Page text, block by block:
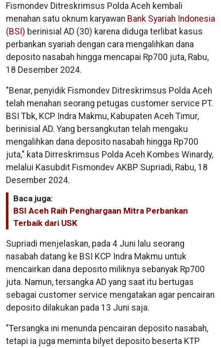
Fismondev Ditreskrimsus Polda Aceh kembali
menahan satu oknum karyawan Bank Syariah Indonesia
(BSI) berinisial AD (30) karena diduga terlibat kasus
perbankan syariah dengan cara mengalihkan dana
deposito nasabah hingga mencapai Rp700 juta, Rabu,
18 Desember 2024.
"Benar, penyidik Fismondev Ditreskrimsus Polda Aceh
telah menahan seorang petugas customer service PT.
BSI Tbk, KCP Indra Makmu, Kabupaten Aceh Timur,
berinisial AD. Yang bersangkutan telah mengaku
mengalihkan dana deposito nasabah hingga Rp700
juta," kata Dirreskrimsus Polda Aceh Kombes Winardy,
melalui Kasubdit Fismondev AKBP Supriadi, Rabu, 18
Desember 2024.
Baca juga:
BSI Aceh Raih Penghargaan Mitra Perbankan
Terbaik dari USK
Supriadi menjelaskan, pada 4 Juni lalu seorang
nasabah datang ke BSI KCP Indra Makmu untuk
mencairkan dana deposito miliknya sebanyak Rp700
juta. Namun, tersangka AD yang saat itu bertugas
sebagai customer service mengatakan agar pencairan
deposito dilakukan pada 13 Juni saja.
"Tersangka ini menunda pencairan deposito nasabah,
tetapi ia juga meminta bilyet deposito beserta KTP